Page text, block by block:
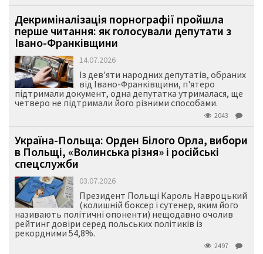
Декриміналізація порнографії пройшла
перше читання: як голосували депутати з
Івано-Франківщини
14.07.2026
Із дев'яти народних депутатів, обраних
від Івано-Франківщини, п'ятеро
підтримали документ, одна депутатка утрималася, ще
четверо не підтримали його різними способами.
2043
Україна-Польща: Орден Білого Орла, вибори
в Польщі, «Волинська різня» і російські
спецслужби
03.07.2026
Президент Польщі Кароль Навроцький
(колишній боксер і сутенер, яким його
називають політичні опоненти) нещодавно очолив
рейтинг довіри серед польських політиків із
рекордними 54,8%.
2497